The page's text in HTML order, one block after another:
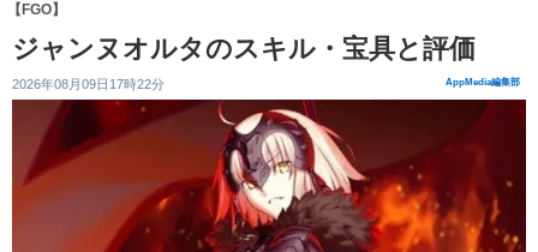
【FGO】
ジャンヌオルタのスキル・宝具と評価
2026年08月09日17時22分 AppMedia編集部